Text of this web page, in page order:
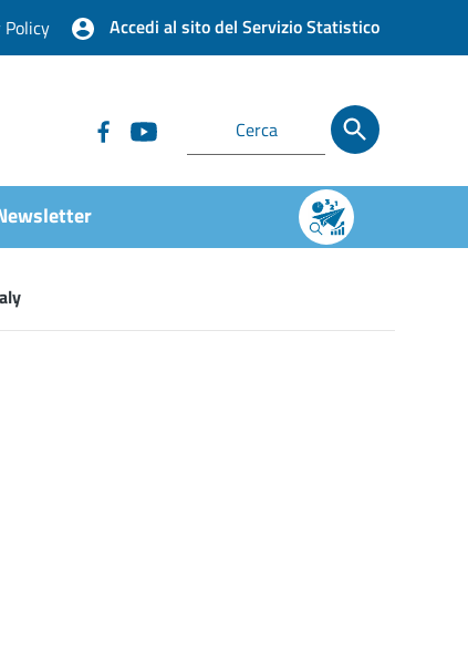
Policy Accedi al sito del Servizio Statistico